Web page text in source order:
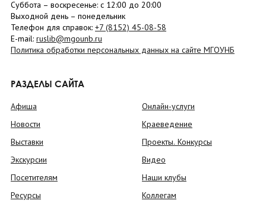
Суббота – воскресенье: c 12:00 до 20:00
Выходной день – понедельник
Телефон для справок: +7 (8152) 45-08-58
E-mail: ruslib@mgounb.ru
Политика обработки персональных данных на сайте МГОУНБ
РАЗДЕЛЫ САЙТА
Афиша
Новости
Выставки
Экскурсии
Посетителям
Ресурсы
Онлайн-услуги
Краеведение
Проекты. Конкурсы
Видео
Наши клубы
Коллегам